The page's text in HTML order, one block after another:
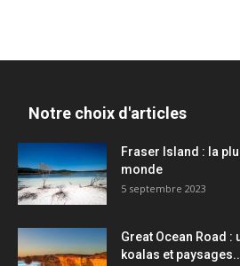
Notre choix d'articles
Fraser Island : la
monde
5 septembre 2023
Great Ocean Road
koalas et